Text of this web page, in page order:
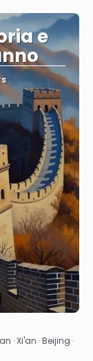
e
· Xi'an · Beijing ·